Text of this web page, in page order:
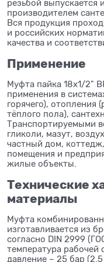
резьбой выпускается
производителем
Вся продукция
и российских
качества и
Применение
Муфта пайка 18x1/2"
применения в
горячего), отопления
тёплого пола),
Транспортируемыми
гликоли, мазут,
частный дом,
помещения и
жилые объекты.
Технические
материалы
Муфта
изготавливается из
согласно DIN 2999
температура рабочей
давление – 25 бар